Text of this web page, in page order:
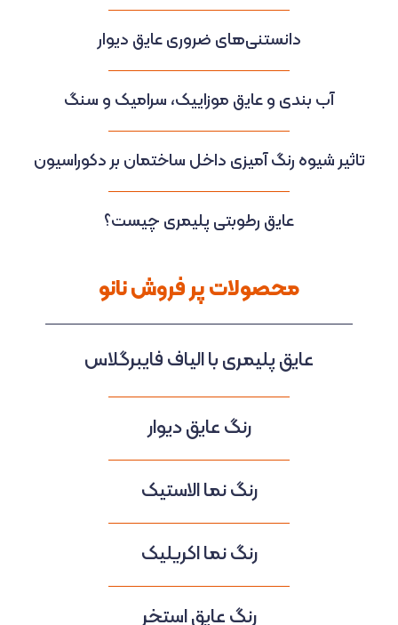
دانستنی‌های ضروری عایق دیوار
آب بندی و عایق موزاییک، سرامیک و سنگ
تاثیر شیوه رنگ آمیزی داخل ساختمان بر دکوراسیون
عایق رطوبتی پلیمری چیست؟
محصولات پر فروش نانو
عایق پلیمری با الیاف فایبرگلاس
رنگ عایق دیوار
رنگ نما الاستیک
رنگ نما اکریلیک
رنگ عایق استخر